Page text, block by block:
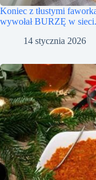
Koniec z tłustymi
wywołał BURZĘ w
14 stycznia 2026